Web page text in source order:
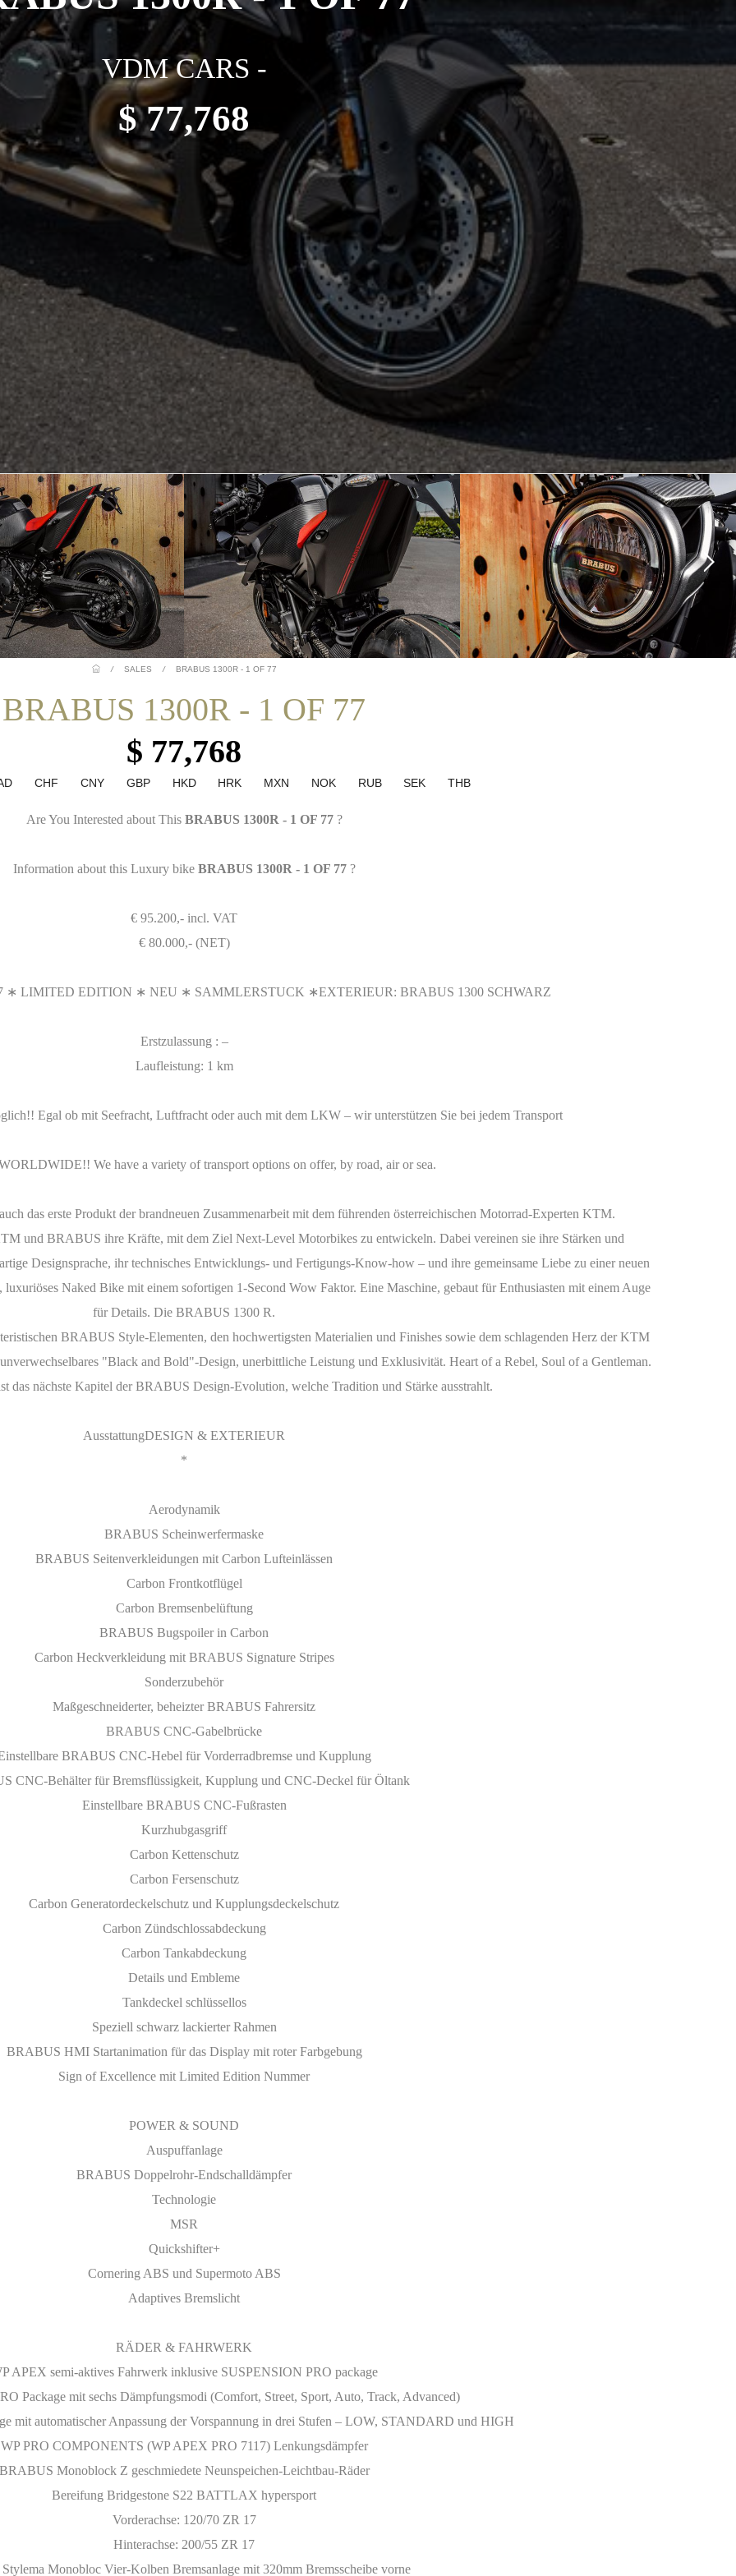
VDM CARS -
$ 77,768
/ SALES / BRABUS 1300R - 1 OF 77
BRABUS 1300R - 1 OF 77
$ 77,768
CHF CNY GBP HKD HRK MXN NOK RUB SEK THB
Are You Interested about This BRABUS 1300R - 1 OF 77?
Information about this Luxury bike BRABUS 1300R - 1 OF 77?
€ 95.200,- incl. VAT
€ 80.000,- (NET)
∗ LIMITED EDITION ∗ NEU ∗ SAMMLERSTUCK ∗EXTERIEUR: BRABUS 1300 SCHWARZ
Erstzulassung : –
Laufleistung: 1 km
Egal ob mit Seefracht, Luftfracht oder auch mit dem LKW – wir unterstützen Sie bei jedem Transport
We have a variety of transport options on offer, by road, air or sea.
das erste Produkt der brandneuen Zusammenarbeit mit dem führenden österreichischen Motorrad-Experten KTM.
und BRABUS ihre Kräfte, mit dem Ziel Next-Level Motorbikes zu entwickeln. Dabei vereinen sie ihre Stärken und
Designsprache, ihr technisches Entwicklungs- und Fertigungs-Know-how – und ihre gemeinsame Liebe zu einer neuen
Naked Bike mit einem sofortigen 1-Second Wow Faktor. Eine Maschine, gebaut für Enthusiasten mit einem Auge
für Details. Die BRABUS 1300 R.
BRABUS Style-Elementen, den hochwertigsten Materialien und Finishes sowie dem schlagenden Herz der KTM
"Black and Bold"-Design, unerbittliche Leistung und Exklusivität. Heart of a Rebel, Soul of a Gentleman.
das nächste Kapitel der BRABUS Design-Evolution, welche Tradition und Stärke ausstrahlt.
AusstattungDESIGN & EXTERIEUR
*
Aerodynamik
BRABUS Scheinwerfermaske
BRABUS Seitenverkleidungen mit Carbon Lufteinlässen
Carbon Frontkotflügel
Carbon Bremsenbelüftung
BRABUS Bugspoiler in Carbon
Carbon Heckverkleidung mit BRABUS Signature Stripes
Sonderzubehör
Maßgeschneiderter, beheizter BRABUS Fahrersitz
BRABUS CNC-Gabelbrücke
BRABUS CNC-Hebel für Vorderradbremse und Kupplung
CNC-Behälter für Bremsflüssigkeit, Kupplung und CNC-Deckel für Öltank
Einstellbare BRABUS CNC-Fußrasten
Kurzhubgasgriff
Carbon Kettenschutz
Carbon Fersenschutz
Carbon Generatordeckelschutz und Kupplungsdeckelschutz
Carbon Zündschlossabdeckung
Carbon Tankabdeckung
Details und Embleme
Tankdeckel schlüssellos
Speziell schwarz lackierter Rahmen
BRABUS HMI Startanimation für das Display mit roter Farbgebung
Sign of Excellence mit Limited Edition Nummer
POWER & SOUND
Auspuffanlage
BRABUS Doppelrohr-Endschalldämpfer
Technologie
MSR
Quickshifter+
Cornering ABS und Supermoto ABS
Adaptives Bremslicht
RÄDER & FAHRWERK
APEX semi-aktives Fahrwerk inklusive SUSPENSION PRO package
Package mit sechs Dämpfungsmodi (Comfort, Street, Sport, Auto, Track, Advanced)
mit automatischer Anpassung der Vorspannung in drei Stufen – LOW, STANDARD und HIGH
WP PRO COMPONENTS (WP APEX PRO 7117) Lenkungsdämpfer
BRABUS Monoblock Z geschmiedete Neunspeichen-Leichtbau-Räder
Bereifung Bridgestone S22 BATTLAX hypersport
Vorderachse: 120/70 ZR 17
Hinterachse: 200/55 ZR 17
Monobloc Vier-Kolben Bremsanlage mit 320mm Bremsscheibe vorne